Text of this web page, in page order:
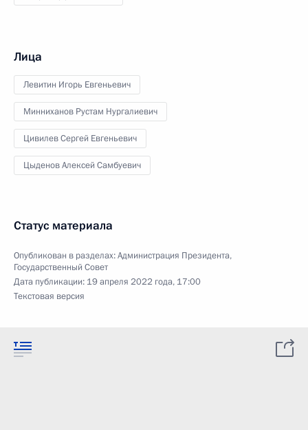
Лица
Левитин Игорь Евгеньевич
Минниханов Рустам Нургалиевич
Цивилев Сергей Евгеньевич
Цыденов Алексей Самбуевич
Статус материала
Опубликован в разделах:Администрация Президента,
Государственный Совет
Дата публикации: 19 апреля 2022 года, 17:00
Текстовая версия